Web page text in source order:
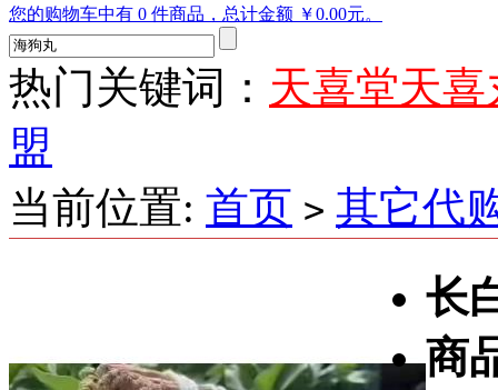
您的购物车中有 0 件商品，总计金额 ￥0.00元。
热门关键词： 天喜堂天喜
盟
当前位置: 首页 > 其它代
长
商